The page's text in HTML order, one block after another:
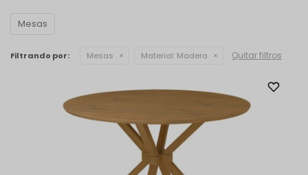
Mesas
Filtrando por: Mesas Material: Madera Quitar filtros